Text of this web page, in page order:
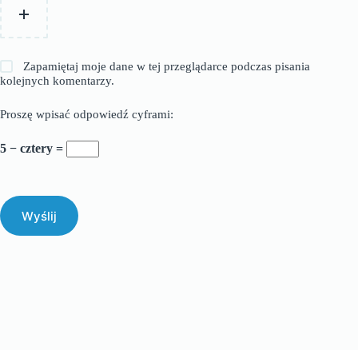
Zapamiętaj moje dane w tej przeglądarce podczas pisania
kolejnych komentarzy.
Proszę wpisać odpowiedź cyframi:
5 − cztery =
Wyślij